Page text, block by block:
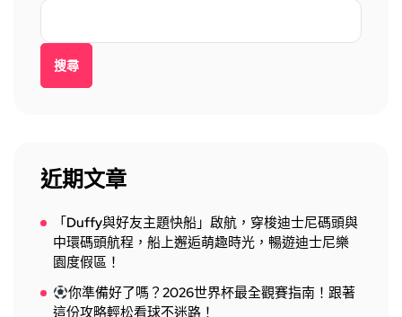
搜尋
近期文章
「Duffy與好友主題快船」啟航，穿梭迪士尼碼頭與
中環碼頭航程，船上邂逅萌趣時光，暢遊迪士尼樂
園度假區！
你準備好了嗎？2026世界杯最全觀賽指南！跟著
這份攻略輕松看球不迷路！